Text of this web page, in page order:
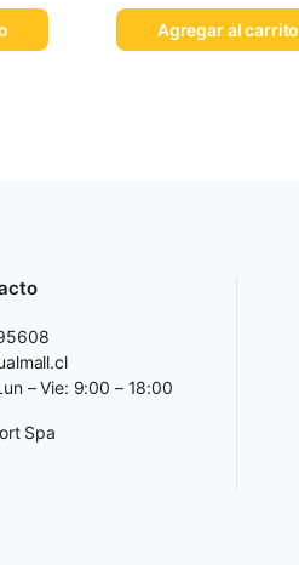
Agregar al carrito
– Vie: 9:00 – 18:00
Spa